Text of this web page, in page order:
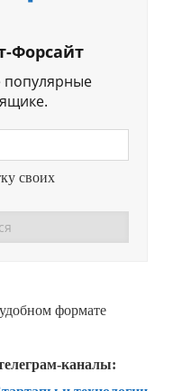
Форсайт
популярные
своих
формате
каналы: